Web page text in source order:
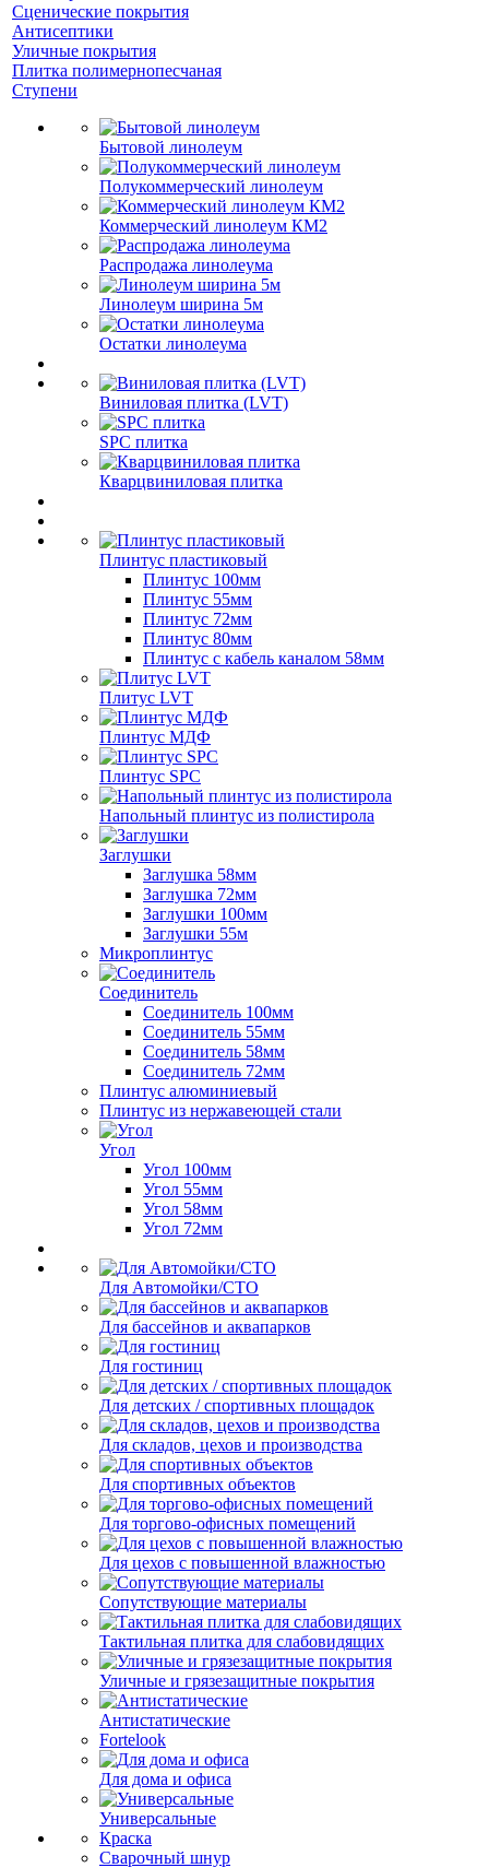
Сценические покрытия
Антисептики
Уличные покрытия
Плитка полимернопесчаная
Ступени
Бытовой линолеум
Полукоммерческий линолеум
Коммерческий линолеум КМ2
Распродажа линолеума
Линолеум ширина 5м
Остатки линолеума
Виниловая плитка (LVT)
SPC плитка
Кварцвиниловая плитка
Плинтус пластиковый
Плинтус 100мм
Плинтус 55мм
Плинтус 72мм
Плинтус 80мм
Плинтус с кабель каналом 58мм
Плитус LVT
Плинтус МДФ
Плинтус SPC
Напольный плинтус из полистирола
Заглушки
Заглушка 58мм
Заглушка 72мм
Заглушки 100мм
Заглушки 55м
Микроплинтус
Соединитель
Соединитель 100мм
Соединитель 55мм
Соединитель 58мм
Соединитель 72мм
Плинтус алюминиевый
Плинтус из нержавеющей стали
Угол
Угол 100мм
Угол 55мм
Угол 58мм
Угол 72мм
Для Автомойки/СТО
Для бассейнов и аквапарков
Для гостиниц
Для детских / спортивных площадок
Для складов, цехов и производства
Для спортивных объектов
Для торгово-офисных помещений
Для цехов с повышенной влажностью
Сопутствующие материалы
Тактильная плитка для слабовидящих
Уличные и грязезащитные покрытия
Антистатические
Fortelook
Для дома и офиса
Универсальные
Краска
Сварочный шнур